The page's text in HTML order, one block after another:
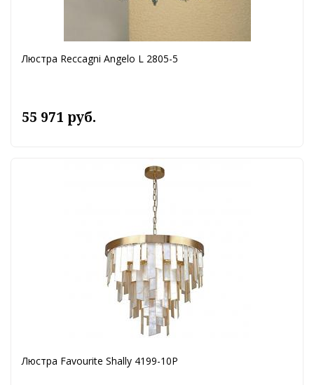
Люстра Reccagni Angelo L 2805-5
55 971 руб.
Люстра Favourite Shally 4199-10P